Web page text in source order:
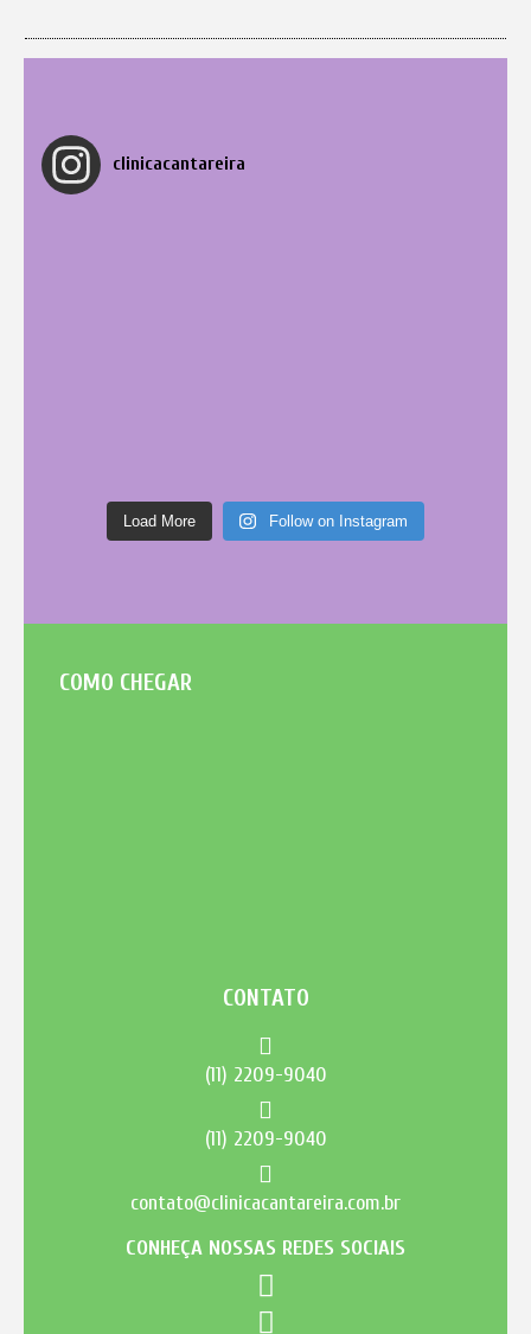
clinicacantareira
Load More Follow on Instagram
COMO CHEGAR
CONTATO
(11) 2209-9040
(11) 2209-9040
contato@clinicacantareira.com.br
CONHEÇA NOSSAS REDES SOCIAIS